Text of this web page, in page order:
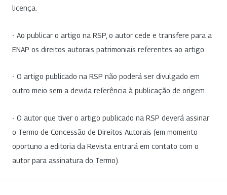
licença.
- Ao publicar o artigo na RSP, o autor cede e transfere para a
ENAP os direitos autorais patrimoniais referentes ao artigo.
- O artigo publicado na RSP não poderá ser divulgado em
outro meio sem a devida referência à publicação de origem.
- O autor que tiver o artigo publicado na RSP deverá assinar
o Termo de Concessão de Direitos Autorais (em momento
oportuno a editoria da Revista entrará em contato com o
autor para assinatura do Termo).